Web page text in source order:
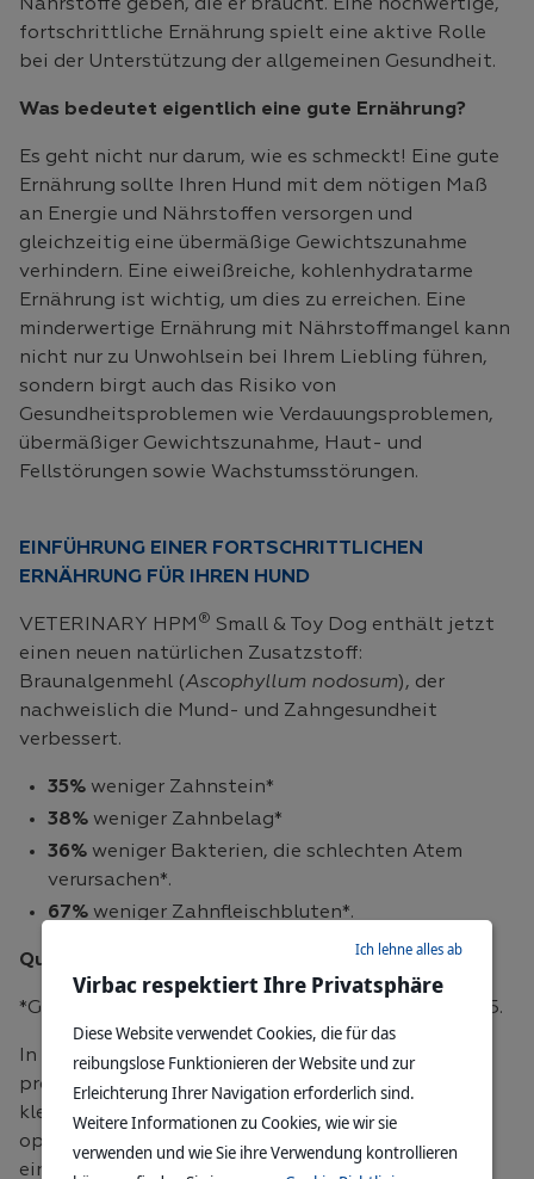
Nährstoffe geben, die er braucht. Eine hochwertige,
fortschrittliche Ernährung spielt eine aktive Rolle
bei der Unterstützung der allgemeinen Gesundheit.
Was bedeutet eigentlich eine gute Ernährung?
Es geht nicht nur darum, wie es schmeckt! Eine gute
Ernährung sollte Ihren Hund mit dem nötigen Maß
an Energie und Nährstoffen versorgen und
gleichzeitig eine übermäßige Gewichtszunahme
verhindern. Eine eiweißreiche, kohlenhydratarme
Ernährung ist wichtig, um dies zu erreichen. Eine
minderwertige Ernährung mit Nährstoffmangel kann
nicht nur zu Unwohlsein bei Ihrem Liebling führen,
sondern birgt auch das Risiko von
Gesundheitsproblemen wie Verdauungsproblemen,
übermäßiger Gewichtszunahme, Haut- und
Fellstörungen sowie Wachstumsstörungen.
EINFÜHRUNG EINER FORTSCHRITTLICHEN
ERNÄHRUNG FÜR IHREN HUND
VETERINARY HPM ® Small & Toy Dog enthält jetzt
einen neuen natürlichen Zusatzstoff:
Braunalgenmehl (Ascophyllum nodosum), der
nachweislich die Mund- und Zahngesundheit
verbessert.
35% weniger Zahnstein*
38% weniger Zahnbelag*
36% weniger Bakterien, die schlechten Atem
verursachen*.
67% weniger Zahnfleischbluten*.
Quelle:
*Gawor et al. 2018. Frontiers in Veterinary Science 5.
In Kombination mit unserer kohlenhydratarmen,
proteinreichen Rezeptur bietet es kleinen und
kleinen Hunden - ob intakt oder kastriert - eine
optimale tägliche Zahnpflege in Verbindung mit
einer fortschrittlichen Ernährung, die zahlreiche
Virbac respektiert Ihre Privatsphäre
Diese Website verwendet Cookies, die für das
reibungslose Funktionieren der Website und zur
Erleichterung Ihrer Navigation erforderlich sind.
Weitere Informationen zu Cookies, wie wir sie
verwenden und wie Sie ihre Verwendung kontrollieren
Ich lehne alles ab